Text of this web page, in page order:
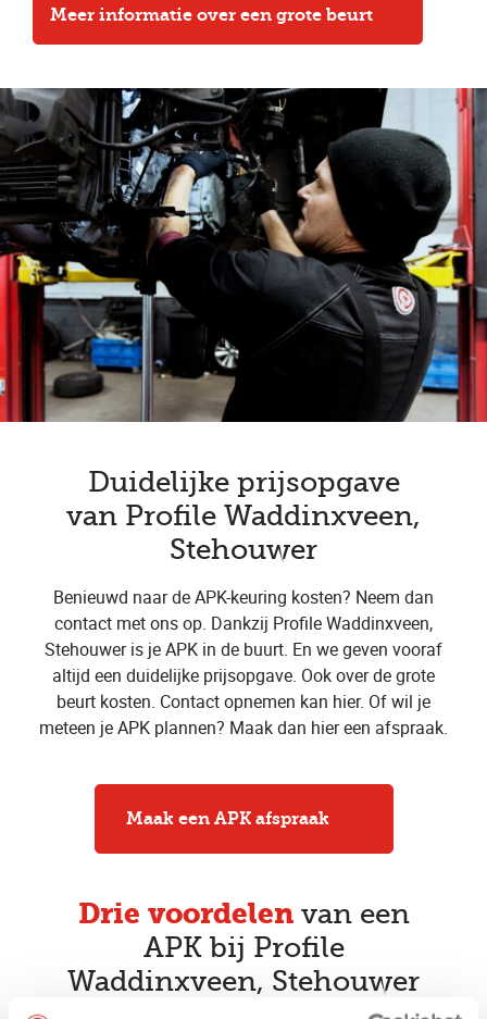
Meer informatie over een grote beurt
Duidelijke prijsopgave
van Profile Waddinxveen,
Stehouwer
Benieuwd naar de APK-keuring kosten? Neem dan
contact met ons op. Dankzij Profile Waddinxveen,
Stehouwer is je APK in de buurt. En we geven vooraf
altijd een duidelijke prijsopgave. Ook over de grote
beurt kosten. Contact opnemen kan hier. Of wil je
meteen je APK plannen? Maak dan hier een afspraak.
Maak een APK afspraak
Drie voordelen van een
APK bij Profile
Waddinxveen, Stehouwer